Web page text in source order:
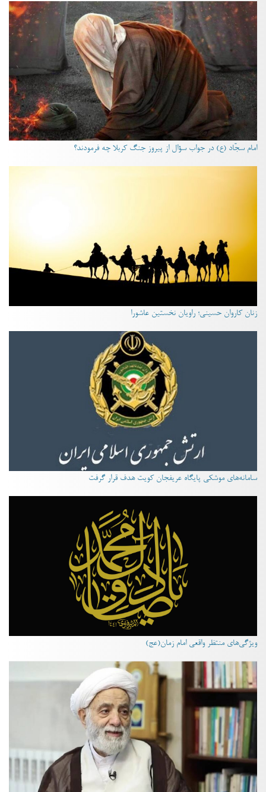
امام سجّاد (ع) در جواب سؤال از پیروز جنگ کربلا چه فرمودند؟
زنان کاروان حسینی؛ راویان نخستین عاشورا
سامانه‌های موشکی پایگاه عریفجان کویت هدف قرار گرفت
ویژگی‌های منتظر واقعی امام زمان(عج)